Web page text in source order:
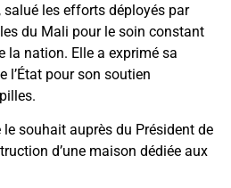
les efforts déployés par
du Mali pour le soin constant
la nation. Elle a exprimé sa
l’État pour son soutien
le souhait auprès du Président de
d’une maison dédiée aux